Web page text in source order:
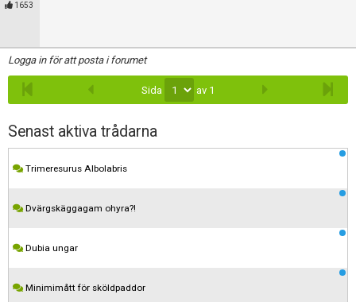
1653
Logga in för att posta i forumet
Sida av 1
Senast aktiva trådarna
Trimeresurus Albolabris
Dvärgskäggagam ohyra?!
Dubia ungar
Minimimått för sköldpaddor